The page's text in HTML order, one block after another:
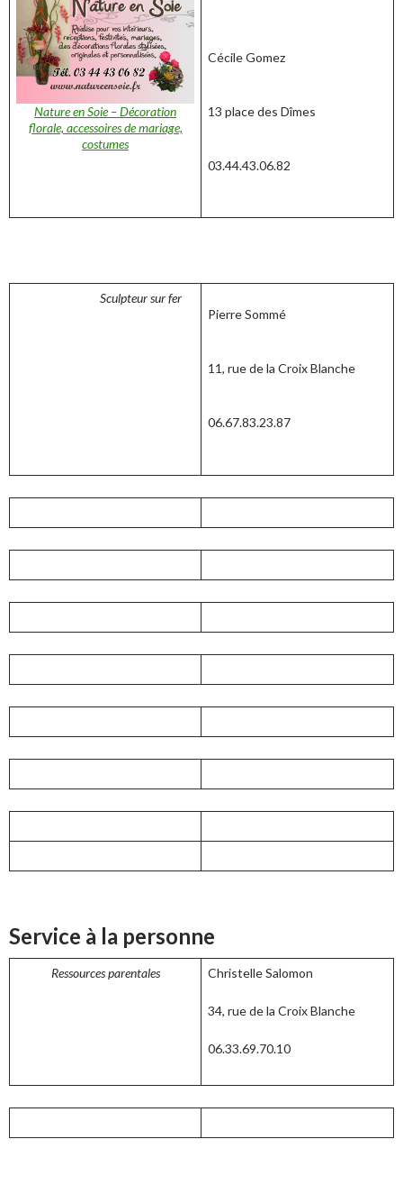
Nature en Soie – Décoration
florale, accessoires de mariage,
costumes
Cécile Gomez
13 place des Dîmes
03.44.43.06.82
Sculpteur sur fer
Pierre Sommé
11, rue de la Croix Blanche
06.67.83.23.87
Service à la personne
Ressources parentales Christelle Salomon
34, rue de la Croix Blanche
06.33.69.70.10